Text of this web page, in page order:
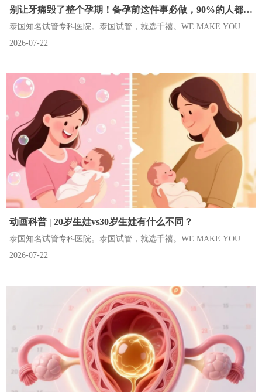
别让牙痛毁了整个孕期！备孕前这件事必做，90%的人都漏
了
泰国知名试管专科医院。泰国试管，就选千禧。WE MAKE YOUR
DREAMS COME TRUE.
2026-07-22
动画科普 | 20岁生娃vs30岁生娃有什么不同？
泰国知名试管专科医院。泰国试管，就选千禧。WE MAKE YOUR
DREAMS COME TRUE.
2026-07-22